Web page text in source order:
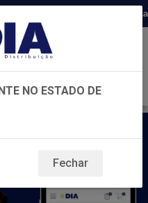
há 22 anos em
NO ESTADO DE
Fechar